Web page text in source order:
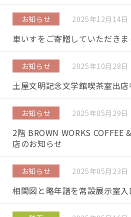
お知らせ 2025年12月14日
車いすをご寄贈していただきま
お知らせ 2025年10月28日
土屋文明記念文学館喫茶室出
お知らせ 2025年05月29日
2階 BROWN WORKS COFFEE
店のお知らせ
お知らせ 2025年05月23日
相関図と略年譜を常設展示室